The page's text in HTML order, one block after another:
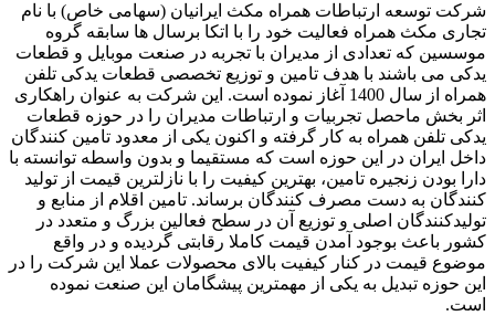
توسعه ارتباطات همراه مکث ایرانیان (سهامی خاص) با نام
مکث همراه فعالیت خود را با اتکا برسال ها سابقه گروه
که تعدادی از مدیران با تجربه در صنعت موبایل و قطعات
می باشند با هدف تامین و توزیع تخصصی قطعات یدکی تلفن
همراه از سال 1400 آغاز نموده است. این شرکت به عنوان راهکاری
بخش ماحصل تجربیات و ارتباطات مدیران را در حوزه قطعات
تلفن همراه به کار گرفته و اکنون یکی از معدود تامین کنندگان
ایران در این حوزه است که مستقیما و بدون واسطه توانسته با
بودن زنجیره تامین، بهترین کیفیت را با نازلترین قیمت از تولید
به دست مصرف کنندگان برساند. تامین اقلام از منابع و
اصلی و توزیع آن در سطح فعالین بزرگ و متعدد در
باعث بوجود آمدن قیمت کاملا رقابتی گردیده و در واقع
قیمت در کنار کیفیت بالای محصولات عملا این شرکت را در
حوزه تبدیل به یکی از مهمترین پیشگامان این صنعت نموده